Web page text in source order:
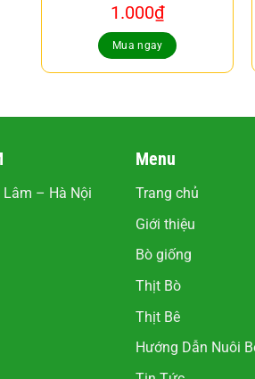
1.000₫
Mua ngay
– Hà Nội
Menu
Trang chủ
Giới thiệu
Bò giống
Thịt Bò
Thịt Bê
Hướng Dẫn Nuôi